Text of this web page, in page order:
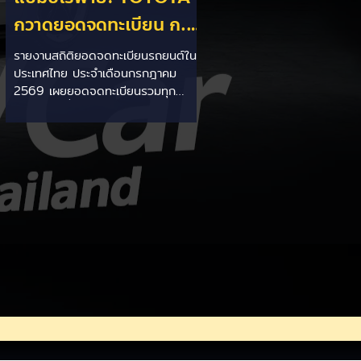
กวาดยอดจดทะเบียน ก.ค.
69 เฉียด 2 หมื่นคัน ครอง
แชมป์อันดับ 1 ในไทย
รายงานสถิติยอดจดทะเบียนรถยนต์ใน
ประเทศไทย ประจำเดือนกรกฎาคม
2569 เผยยอดจดทะเบียนรวมทุก
ประเภทอยู่ที่ 58,402 คัน โดยค่ายยักษ์
ใหญ่สัญชาติญี่ปุ่นอย่าง TOYOTA ยัง
คงสร้างผลงานได้อย่างยอดเยี่ยม ด้วย
ยอดจดทะเบียนรวมแบรนด์สูงถึง
19,564 คัน ครองส่วนแบ่งตลาด
อันดับ 1 ของประเทศได้อย่างมั่นคงและ
ทิ้งห่างคู่แข่งอย่างขาดลอย รายละเอียด